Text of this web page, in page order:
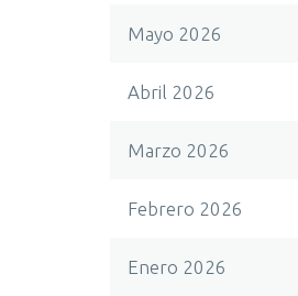
Mayo 2026
Abril 2026
Marzo 2026
Febrero 2026
Enero 2026